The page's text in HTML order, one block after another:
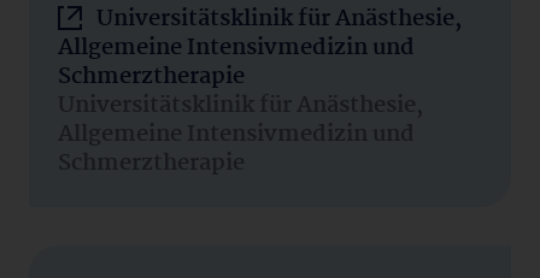
Universitätsklinik für Anästhesie,
Allgemeine Intensivmedizin und
Schmerztherapie
Universitätsklinik für Anästhesie,
Allgemeine Intensivmedizin und
Schmerztherapie